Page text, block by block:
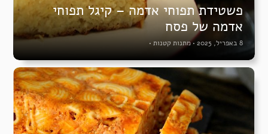
פשטידת תפוחי אדמה – קיגל תפוחי
אדמה של פסח
8 באפריל, 2025 •מתנות קטנות •